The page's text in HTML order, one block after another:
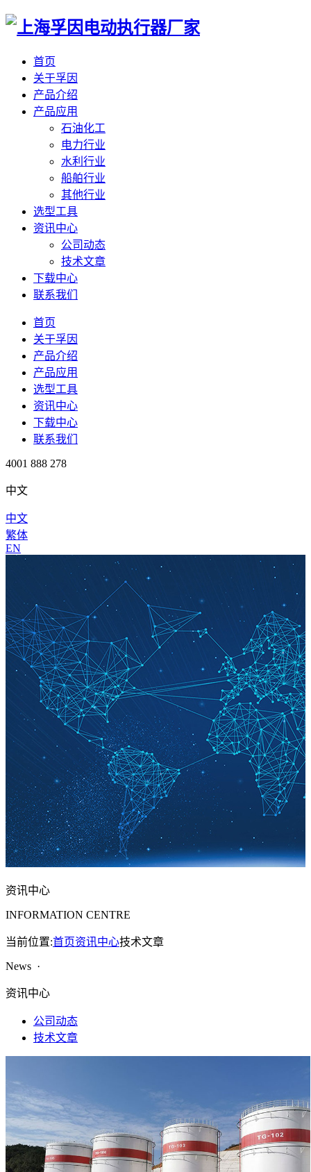
首页
关于孚因
产品介绍
产品应用
石油化工
电力行业
水利行业
船舶行业
其他行业
选型工具
资讯中心
公司动态
技术文章
下载中心
联系我们
首页
关于孚因
产品介绍
产品应用
选型工具
资讯中心
下载中心
联系我们
4001 888 278
中文
中文
繁体
EN
资讯中心
INFORMATION CENTRE
当前位置:首页资讯中心技术文章
News ·
资讯中心
公司动态
技术文章